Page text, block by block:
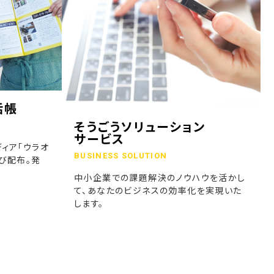
帳
ア「ウラオ
配布。発
そうごうソリューション
サービス
BUSINESS SOLUTION
中小企業での課題解決のノウハウを活かし
て、あなたのビジネスの効率化を実現いた
します。